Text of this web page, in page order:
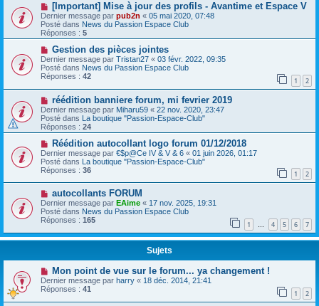
[Important] Mise à jour des profils - Avantime et Espace V
Dernier message par pub2n « 05 mai 2020, 07:48
Posté dans News du Passion Espace Club
Réponses : 5
Gestion des pièces jointes
Dernier message par Tristan27 « 03 févr. 2022, 09:35
Posté dans News du Passion Espace Club
Réponses : 42 1 2
réédition banniere forum, mi fevrier 2019
Dernier message par Miharu59 « 22 nov. 2020, 23:47
Posté dans La boutique "Passion-Espace-Club"
Réponses : 24
Réédition autocollant logo forum 01/12/2018
Dernier message par €$p@Ce IV & V & 6 « 01 juin 2026, 01:17
Posté dans La boutique "Passion-Espace-Club"
Réponses : 36 1 2
autocollants FORUM
Dernier message par EAime « 17 nov. 2025, 19:31
Posté dans News du Passion Espace Club
Réponses : 165 1 … 4 5 6 7
Sujets
Mon point de vue sur le forum... ya changement !
Dernier message par harry « 18 déc. 2014, 21:41
Réponses : 41 1 2